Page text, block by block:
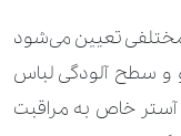
190.000 تومان
190.000 تومان
تعیین می‌شود
و سطح آلودگی لباس
آستر خاص به مراقبت